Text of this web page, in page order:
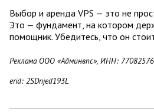
Выбор и аренда VPS — это не
Это — фундамент, на котором
помощник. Убедитесь, что он
Реклама ООО «Админвпс», ИНН:
erid: 2SDnjed193L